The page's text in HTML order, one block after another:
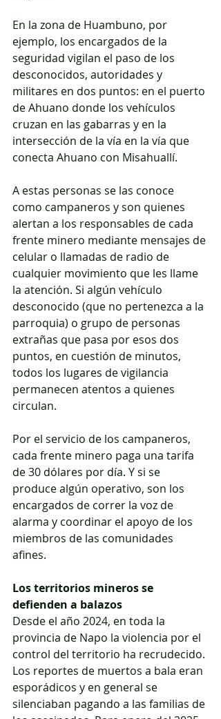
En la zona de Huambuno, por
ejemplo, los encargados de la
seguridad vigilan el paso de los
desconocidos, autoridades y
militares en dos puntos: en el puerto
de Ahuano donde los vehículos
cruzan en las gabarras y en la
intersección de la vía en la vía que
conecta Ahuano con Misahuallí.
A estas personas se las conoce
como campaneros y son quienes
alertan a los responsables de cada
frente minero mediante mensajes de
celular o llamadas de radio de
cualquier movimiento que les llame
la atención. Si algún vehículo
desconocido (que no pertenezca a la
parroquia) o grupo de personas
extrañas que pasa por esos dos
puntos, en cuestión de minutos,
todos los lugares de vigilancia
permanecen atentos a quienes
circulan.
Por el servicio de los campaneros,
cada frente minero paga una tarifa
de 30 dólares por día. Y si se
produce algún operativo, son los
encargados de correr la voz de
alarma y coordinar el apoyo de los
miembros de las comunidades
afines.
Los territorios mineros se
defienden a balazos
Desde el año 2024, en toda la
provincia de Napo la violencia por el
control del territorio ha recrudecido.
Los reportes de muertos a bala eran
esporádicos y en general se
silenciaban pagando a las familias de